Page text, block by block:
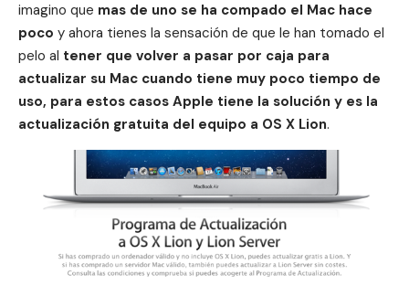
imagino que mas de uno se ha compado el Mac hace
poco y ahora tienes la sensación de que le han tomado el
pelo al tener que volver a pasar por caja para
actualizar su Mac cuando tiene muy poco tiempo de
uso, para estos casos Apple tiene la solución y es la
actualización gratuita del equipo a OS X Lion.